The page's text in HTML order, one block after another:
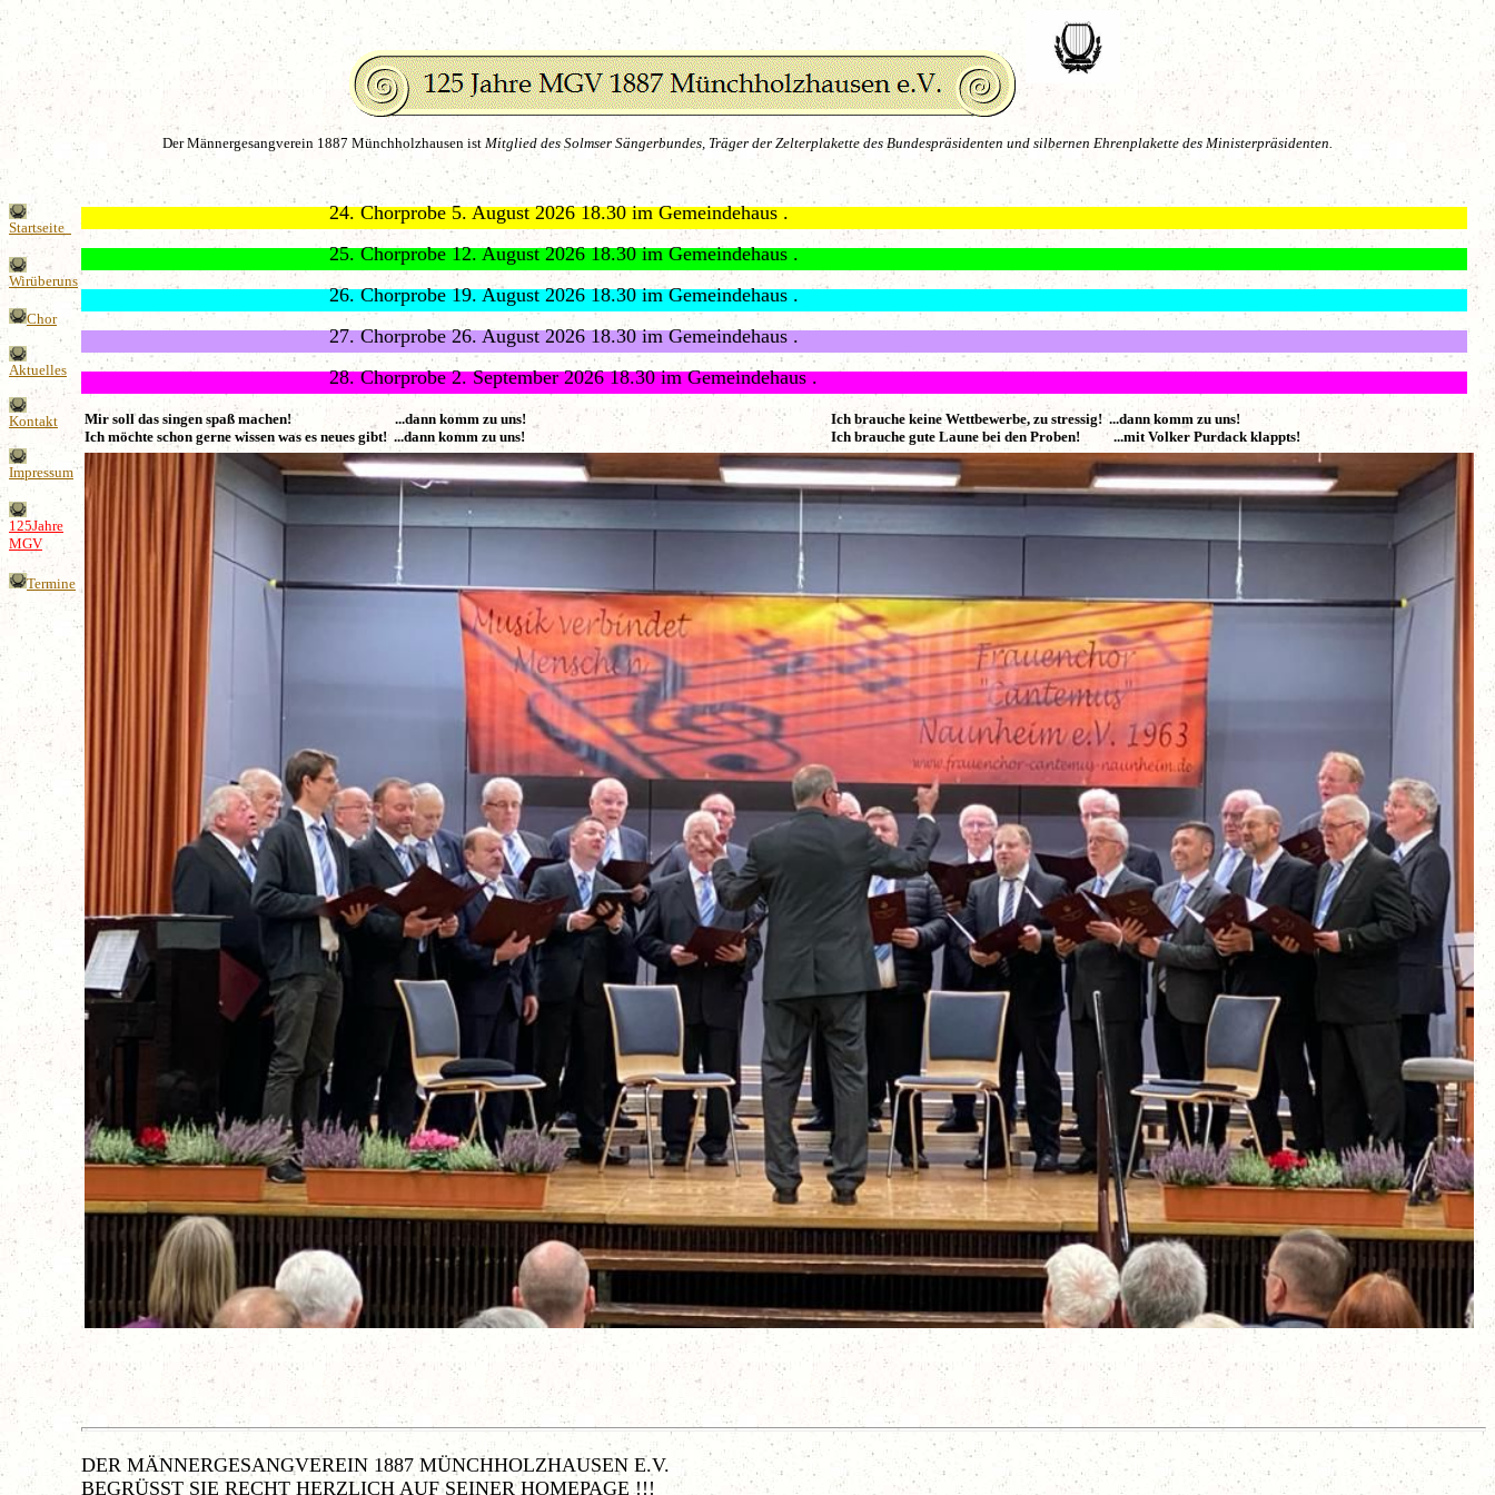
Der Männergesangverein 1887 Münchholzhausen ist Mitglied des Solmser Sängerbundes, Träger der Zelterplakette des Bundespräsidenten und silbernen Ehrenplakette des Ministerpräsidenten.
Startseite
Wirüberuns
Chor
Aktuelles
Kontakt
Impressum
125Jahre
MGV
Termine
24. Chorprobe 5. August 2026 18.30 im Gemeindehaus .
25. Chorprobe 12. August 2026 18.30 im Gemeindehaus .
26. Chorprobe 19. August 2026 18.30 im Gemeindehaus .
27. Chorprobe 26. August 2026 18.30 im Gemeindehaus .
28. Chorprobe 2. September 2026 18.30 im Gemeindehaus .
Mir soll das singen spaß machen! ...dann komm zu uns!
Ich möchte schon gerne wissen was es neues gibt! ...dann komm zu uns!
Ich brauche keine Wettbewerbe, zu stressig! ...dann komm zu uns!
Ich brauche gute Laune bei den Proben! ...mit Volker Purdack klappts!
DER MÄNNERGESANGVEREIN 1887 MÜNCHHOLZHAUSEN E.V.
BEGRÜSST SIE RECHT HERZLICH AUF SEINER HOMEPAGE !!!